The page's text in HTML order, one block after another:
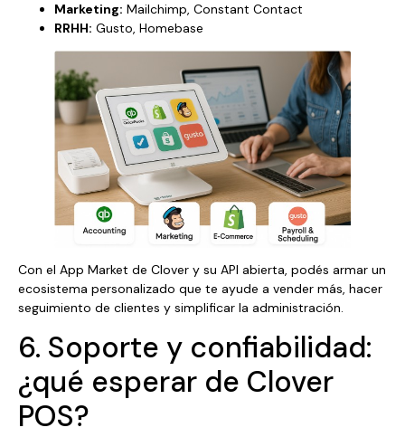
Marketing: Mailchimp, Constant Contact
RRHH: Gusto, Homebase
Con el App Market de Clover y su API abierta, podés armar un
ecosistema personalizado que te ayude a vender más, hacer
seguimiento de clientes y simplificar la administración.
6. Soporte y confiabilidad:
¿qué esperar de Clover
POS?